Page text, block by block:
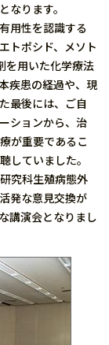
なります。
用性を認識する
トポシド、メソト
を用いた化学療法
疾患の経過や、現
最後には、ご自
ションから、治
が重要であるこ
していました。
究科生殖病態外
発な意見交換が
講演会となりまし